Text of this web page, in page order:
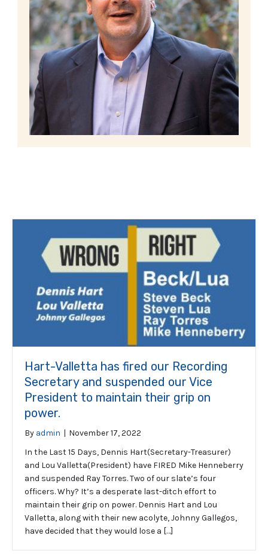
Hart-Valletta has fired our Recording
Secretary and suspended our Vice
President to maintain their grip on
power.
By admin | November 17, 2022
In the Last 15 Days, Dennis Hart(Secretary-Treasurer)
and Lou Valletta(President) have FIRED Mike Henneberry
and suspended Ray Torres. Two of our slate’s four
officers. Why? It’s a desperate last-ditch effort to
maintain their grip on power. Dennis Hart and Lou
Valletta, along with their new acolyte, Johnny Gallegos,
have decided that they would lose a […]